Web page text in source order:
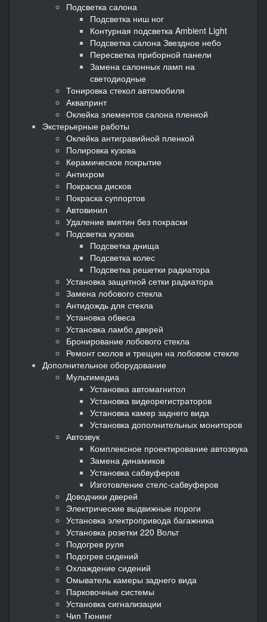
Подсветка салона
Подсветка ниш ног
Контурная подсветка Ambient Light
Подсветка салона Звездное небо
Пересветка приборной панели
Замена салонных ламп на
светодиодные
Тонировка стекол автомобиля
Аквапринт
Оклейка элементов салона пленкой
Экстерьерные работы
Оклейка антигравийной пленкой
Полировка кузова
Керамическое покрытие
Антихром
Покраска дисков
Покраска суппортов
Автовинил
Удаление вмятин без покраски
Подсветка кузова
Подсветка днища
Подсветка колес
Подсветка решетки радиатора
Установка защитной сетки радиатора
Замена лобового стекла
Антидождь для стекла
Установка обвеса
Установка ламбо дверей
Бронирование лобового стекла
Ремонт сколов и трещин на лобовом стекле
Дополнительное оборудование
Мультимедиа
Установка автомагнитол
Установка видеорегистраторов
Установка камер заднего вида
Установка дополнительных мониторов
Автозвук
Комплексное проектирование автозвука
Замена динамиков
Установка сабвуферов
Изготовление стелс-сабвуферов
Доводчики дверей
Электрические выдвижные пороги
Установка электропривода багажника
Установка розетки 220 Вольт
Подогрев руля
Подогрев сидений
Охлаждение сидений
Омыватель камеры заднего вида
Парковочные системы
Установка сигнализации
Чип Тюнинг